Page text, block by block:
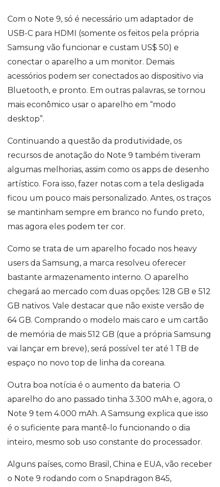
Com o Note 9, só é necessário um adaptador de
USB-C para HDMI (somente os feitos pela própria
Samsung vão funcionar e custam US$ 50) e
conectar o aparelho a um monitor. Demais
acessórios podem ser conectados ao dispositivo via
Bluetooth, e pronto. Em outras palavras, se tornou
mais econômico usar o aparelho em “modo
desktop”.
Continuando a questão da produtividade, os
recursos de anotação do Note 9 também tiveram
algumas melhorias, assim como os apps de desenho
artístico. Fora isso, fazer notas com a tela desligada
ficou um pouco mais personalizado. Antes, os traços
se mantinham sempre em branco no fundo preto,
mas agora eles podem ter cor.
Como se trata de um aparelho focado nos heavy
users da Samsung, a marca resolveu oferecer
bastante armazenamento interno. O aparelho
chegará ao mercado com duas opções: 128 GB e 512
GB nativos. Vale destacar que não existe versão de
64 GB. Comprando o modelo mais caro e um cartão
de memória de mais 512 GB (que a própria Samsung
vai lançar em breve), será possível ter até 1 TB de
espaço no novo top de linha da coreana.
Outra boa notícia é o aumento da bateria. O
aparelho do ano passado tinha 3.300 mAh e, agora, o
Note 9 tem 4.000 mAh. A Samsung explica que isso
é o suficiente para mantê-lo funcionando o dia
inteiro, mesmo sob uso constante do processador.
Alguns países, como Brasil, China e EUA, vão receber
o Note 9 rodando com o Snapdragon 845,